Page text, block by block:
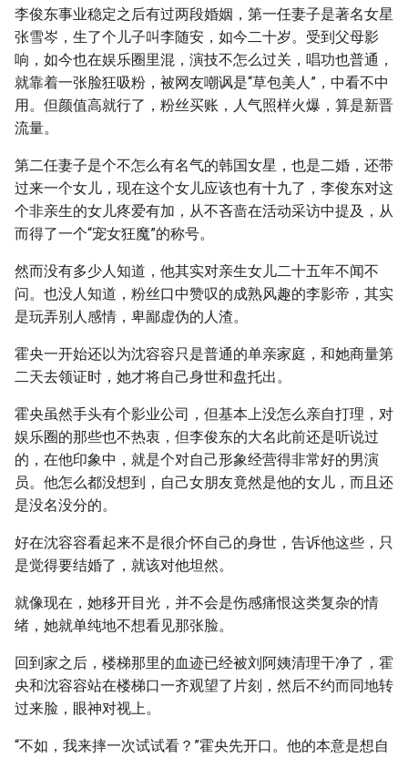
李俊东事业稳定之后有过两段婚姻，第一任妻子是著名女星
张雪岑，生了个儿子叫李随安，如今二十岁。受到父母影
响，如今也在娱乐圈里混，演技不怎么过关，唱功也普通，
就靠着一张脸狂吸粉，被网友嘲讽是“草包美人”，中看不中
用。但颜值高就行了，粉丝买账，人气照样火爆，算是新晋
流量。
第二任妻子是个不怎么有名气的韩国女星，也是二婚，还带
过来一个女儿，现在这个女儿应该也有十九了，李俊东对这
个非亲生的女儿疼爱有加，从不吝啬在活动采访中提及，从
而得了一个“宠女狂魔”的称号。
然而没有多少人知道，他其实对亲生女儿二十五年不闻不
问。也没人知道，粉丝口中赞叹的成熟风趣的李影帝，其实
是玩弄别人感情，卑鄙虚伪的人渣。
霍央一开始还以为沈容容只是普通的单亲家庭，和她商量第
二天去领证时，她才将自己身世和盘托出。
霍央虽然手头有个影业公司，但基本上没怎么亲自打理，对
娱乐圈的那些也不热衷，但李俊东的大名此前还是听说过
的，在他印象中，就是个对自己形象经营得非常好的男演
员。他怎么都没想到，自己女朋友竟然是他的女儿，而且还
是没名没分的。
好在沈容容看起来不是很介怀自己的身世，告诉他这些，只
是觉得要结婚了，就该对他坦然。
就像现在，她移开目光，并不会是伤感痛恨这类复杂的情
绪，她就单纯地不想看见那张脸。
回到家之后，楼梯那里的血迹已经被刘阿姨清理干净了，霍
央和沈容容站在楼梯口一齐观望了片刻，然后不约而同地转
过来脸，眼神对视上。
“不如，我来摔一次试试看？”霍央先开口。他的本意是想自